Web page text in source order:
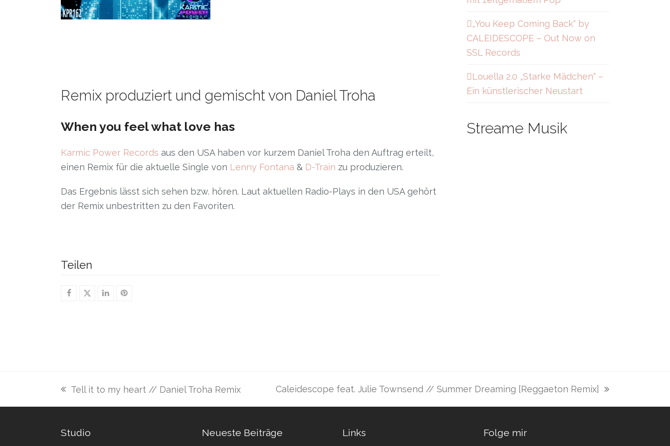
Remix produziert und gemischt von Daniel Troha
When you feel what love has
Karmic Power Records aus den USA haben vor kurzem Daniel Troha den Auftrag erteilt,
einen Remix für die aktuelle Single von Lenny Fontana & D-Train zu produzieren.
Das Ergebnis lässt sich sehen bzw. hören. Laut aktuellen Radio-Plays in den USA gehört
der Remix unbestritten zu den Favoriten.
Teilen
„You Keep Coming Back“ by
CALEIDESCOPE – Out Now on
SSL Records
Louella 2.0 „Starke Mädchen“ –
Ein künstlerischer Neustart
Streame Musik
vorheriger
Tell it to my heart // Daniel Troha Remix Caleidescope feat. Julie Townsend // Summer Dreaming [Reggaeton Remix]
Studio Neueste Beiträge Links Folge mir